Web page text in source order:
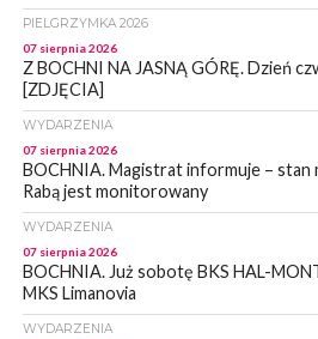
PIELGRZYMKA 2026
07 sierpnia 2026
Z BOCHNI NA JASNĄ GÓRĘ. Dzień
[ZDJĘCIA]
WYDARZENIA
07 sierpnia 2026
BOCHNIA. Magistrat informuje – stan
Rabą jest monitorowany
WYDARZENIA
07 sierpnia 2026
BOCHNIA. Już sobotę BKS HAL-
MKS Limanovia
WYDARZENIA